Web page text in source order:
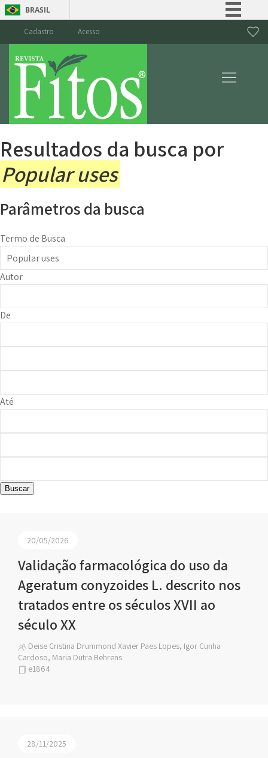
BRASIL
Canais
Cadastro Acesso
Resultados da busca por
Popular uses
Parâmetros da busca
Termo de Busca
Autor
De
Até
Buscar
20/05/2026
Validação farmacológica do uso da
Ageratum conyzoides L. descrito nos
tratados entre os séculos XVII ao
século XX
Deise Cristina Drummond Xavier Paes Lopes, Igor Cunha
Cardoso, Maria Dutra Behrens
e1864
28/11/2025